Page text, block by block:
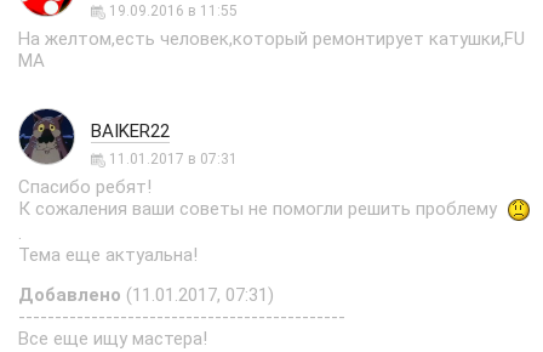
19.09.2016 в 11:55
На желтом,есть человек,который ремонтирует катушки,FU
MA
BAIKER22
11.01.2017 в 07:31
Спасибо ребят!
К сожаления ваши советы не помогли решить проблему
.
Тема еще актуальна!
Добавлено (11.01.2017, 07:31)
---------------------------------------------
Все еще ищу мастера!